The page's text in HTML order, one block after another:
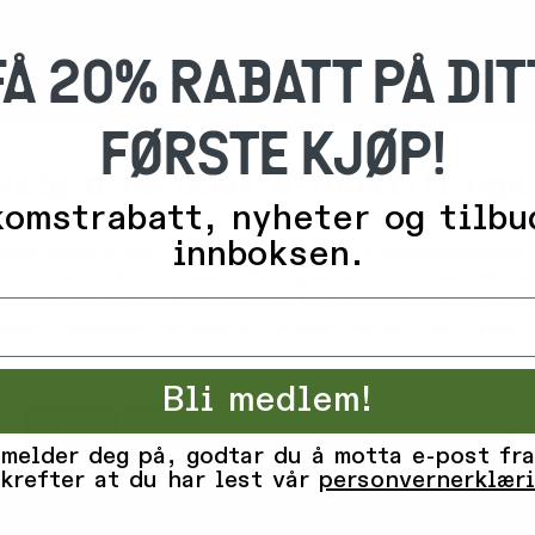
-
0
%
Stealth Black
5+ på lager
Velg dine cookie-innstillinger
bruker teknologier, inkludert
du til alle disse formålene. Du kan også velge hvilke
ved siden av formålet, og deretter trykke
20% RABATT PÅ
FØRSTE KJØP!
nyheter og
innboksen.
Bli medlem!
melder deg på, godtar du å motta e-post
at du har lest vår